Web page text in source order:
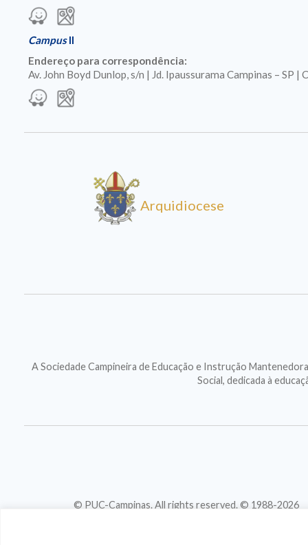
CampusII
Endereço para correspondência:
Av. John Boyd Dunlop, s/n | Jd. Ipaussurama Campinas – SP |
Arquidiocese
A Sociedade Campineira de Educação e Instrução
Social, dedicada à
© PUC-Campinas. All rights reserved. © 1988-2026